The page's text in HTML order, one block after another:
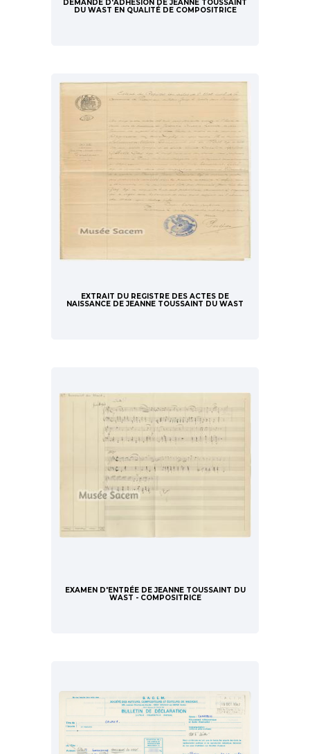
DEMANDE D'ADHÉSION DE JEANNE TOUSSAINT
DU WAST EN QUALITÉ DE COMPOSITRICE
EXTRAIT DU REGISTRE DES ACTES DE
NAISSANCE DE JEANNE TOUSSAINT DU WAST
EXAMEN D'ENTRÉE DE JEANNE TOUSSAINT DU
WAST - COMPOSITRICE